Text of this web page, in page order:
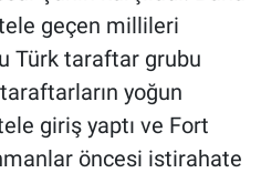
geçen millileri
Türk taraftar grubu
taraftarların yoğun
giriş yaptı ve Fort
öncesi istirahate